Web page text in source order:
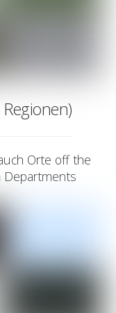
Orte off the
Departments